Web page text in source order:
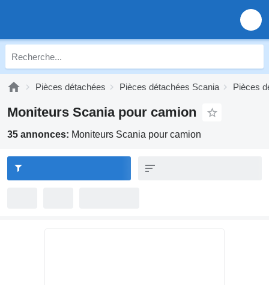
Pièces détachées Pièces détachées Scania Pièces
Moniteurs Scania pour camion
35 annonces: Moniteurs Scania pour camion